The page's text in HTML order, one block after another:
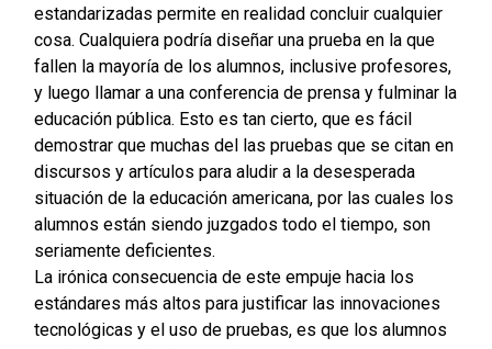
estandarizadas permite en realidad concluir cualquier
cosa. Cualquiera podría diseñar una prueba en la que
fallen la mayoría de los alumnos, inclusive profesores,
y luego llamar a una conferencia de prensa y fulminar la
educación pública. Esto es tan cierto, que es fácil
demostrar que muchas del las pruebas que se citan en
discursos y artículos para aludir a la desesperada
situación de la educación americana, por las cuales los
alumnos están siendo juzgados todo el tiempo, son
seriamente deficientes.
La irónica consecuencia de este empuje hacia los
estándares más altos para justificar las innovaciones
tecnológicas y el uso de pruebas, es que los alumnos